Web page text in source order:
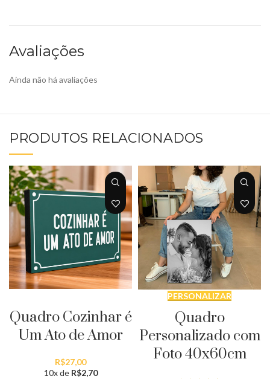
Avaliações
Ainda não há avaliações
PRODUTOS RELACIONADOS
Quadro Cozinhar é
Um Ato de Amor
R$27,00
10x de R$2,70
PERSONALIZAR
Quadro
Personalizado com
Foto 40x60cm